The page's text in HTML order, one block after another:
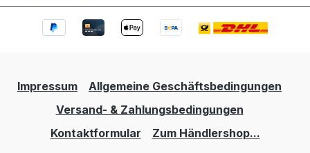
Impressum
Allgemeine Geschäftsbedingungen
Versand- & Zahlungsbedingungen
Kontaktformular
Zum Händlershop...